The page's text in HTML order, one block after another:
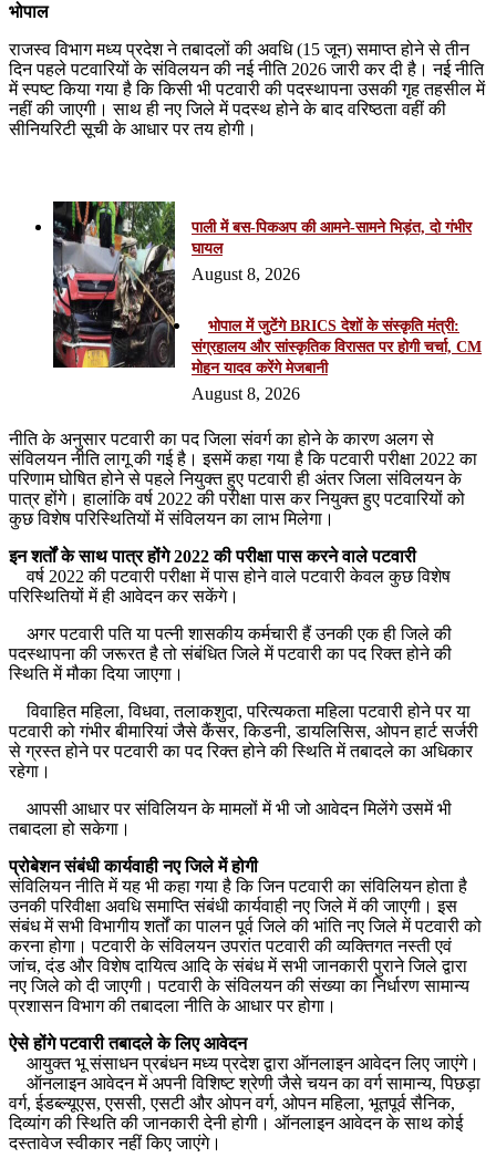
भोपाल
राजस्व विभाग मध्य प्रदेश ने तबादलों की अवधि (15 जून) समाप्त होने से तीन
दिन पहले पटवारियों के संविलयन की नई नीति 2026 जारी कर दी है। नई नीति
में स्पष्ट किया गया है कि किसी भी पटवारी की पदस्थापना उसकी गृह तहसील में
नहीं की जाएगी। साथ ही नए जिले में पदस्थ होने के बाद वरिष्ठता वहीं की
सीनियरिटी सूची के आधार पर तय होगी।
पाली में बस-पिकअप की आमने-सामने भिड़ंत, दो गंभीर
घायल
August 8, 2026
भोपाल में जुटेंगे BRICS देशों के संस्कृति मंत्री:
संग्रहालय और सांस्कृतिक विरासत पर होगी चर्चा, CM
मोहन यादव करेंगे मेजबानी
August 8, 2026
नीति के अनुसार पटवारी का पद जिला संवर्ग का होने के कारण अलग से
संविलयन नीति लागू की गई है। इसमें कहा गया है कि पटवारी परीक्षा 2022 का
परिणाम घोषित होने से पहले नियुक्त हुए पटवारी ही अंतर जिला संविलयन के
पात्र होंगे। हालांकि वर्ष 2022 की परीक्षा पास कर नियुक्त हुए पटवारियों को
कुछ विशेष परिस्थितियों में संविलयन का लाभ मिलेगा।
इन शर्तों के साथ पात्र होंगे 2022 की परीक्षा पास करने वाले पटवारी
वर्ष 2022 की पटवारी परीक्षा में पास होने वाले पटवारी केवल कुछ विशेष
परिस्थितियों में ही आवेदन कर सकेंगे।
अगर पटवारी पति या पत्नी शासकीय कर्मचारी हैं उनकी एक ही जिले की
पदस्थापना की जरूरत है तो संबंधित जिले में पटवारी का पद रिक्त होने की
स्थिति में मौका दिया जाएगा।
विवाहित महिला, विधवा, तलाकशुदा, परित्यकता महिला पटवारी होने पर या
पटवारी को गंभीर बीमारियां जैसे कैंसर, किडनी, डायलिसिस, ओपन हार्ट सर्जरी
से ग्रस्त होने पर पटवारी का पद रिक्त होने की स्थिति में तबादले का अधिकार
रहेगा।
आपसी आधार पर संविलियन के मामलों में भी जो आवेदन मिलेंगे उसमें भी
तबादला हो सकेगा।
प्रोबेशन संबंधी कार्यवाही नए जिले में होगी
संविलियन नीति में यह भी कहा गया है कि जिन पटवारी का संविलियन होता है
उनकी परिवीक्षा अवधि समाप्ति संबंधी कार्यवाही नए जिले में की जाएगी। इस
संबंध में सभी विभागीय शर्तों का पालन पूर्व जिले की भांति नए जिले में पटवारी को
करना होगा। पटवारी के संविलयन उपरांत पटवारी की व्यक्तिगत नस्ती एवं
जांच, दंड और विशेष दायित्व आदि के संबंध में सभी जानकारी पुराने जिले द्वारा
नए जिले को दी जाएगी। पटवारी के संविलयन की संख्या का निर्धारण सामान्य
प्रशासन विभाग की तबादला नीति के आधार पर होगा।
ऐसे होंगे पटवारी तबादले के लिए आवेदन
आयुक्त भू संसाधन प्रबंधन मध्य प्रदेश द्वारा ऑनलाइन आवेदन लिए जाएंगे।
ऑनलाइन आवेदन में अपनी विशिष्ट श्रेणी जैसे चयन का वर्ग सामान्य, पिछड़ा
वर्ग, ईडब्ल्यूएस, एससी, एसटी और ओपन वर्ग, ओपन महिला, भूतपूर्व सैनिक,
दिव्यांग की स्थिति की जानकारी देनी होगी। ऑनलाइन आवेदन के साथ कोई
दस्तावेज स्वीकार नहीं किए जाएंगे।